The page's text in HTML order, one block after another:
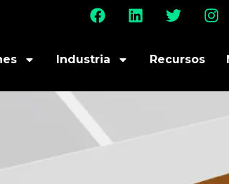
Industria Recursos